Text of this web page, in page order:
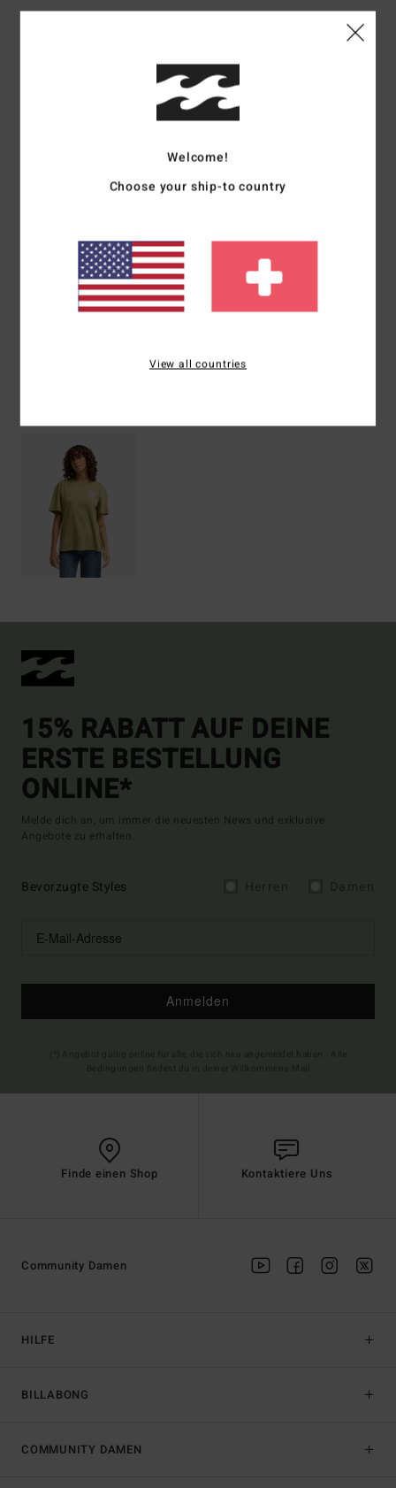
Regular Fit
Kapuzen-Sweatstoff
Puff-Print auf Vorder- und Rückseite
Zusammensetzung[Hauptstoff] 55 % Baumwolle, 25 %
recycelte Baumwolle, 20 % recyceltes Polyester
15% RABATT AUF DEINE
ERSTE BESTELLUNG
ONLINE*
Melde dich an, um immer die neuesten News und exklusive
Angebote zu erhalten.
Bevorzugte Styles
Anmelden
Finde einen Shop Kontaktiere Uns
HILFE
BILLABONG
Community Damen
COMMUNITY DAMEN
Welcome!
Choose your ship-to country
View all countries